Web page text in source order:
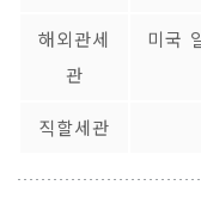
해외관세
관
미국
직할세관